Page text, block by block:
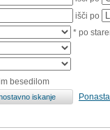
išči po
* po
besedilom